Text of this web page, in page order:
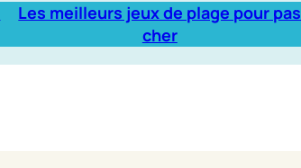
Les meilleurs jeux de plage pour pas
cher